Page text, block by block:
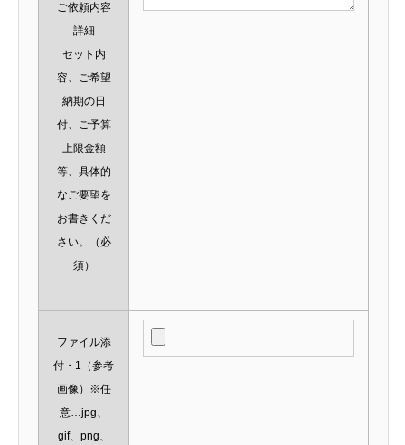
ご依頼内容
詳細
セット内
容、ご希望
納期の日
付、ご予算
上限金額
等、具体的
なご要望を
お書きくだ
さい。
（必
須）
ファイル添
付・1（参考
画像）※任
意…jpg、
gif、png、